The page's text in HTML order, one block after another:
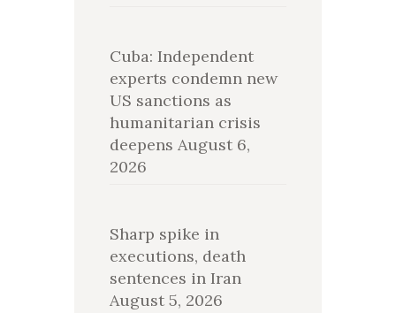
Cuba: Independent
experts condemn new
US sanctions as
humanitarian crisis
deepens August 6,
2026
Sharp spike in
executions, death
sentences in Iran
August 5, 2026